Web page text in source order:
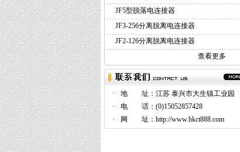
JF5型脱落电连接器
JF3-256分离脱离电连接器
JF2-126分离脱离电连接器
查看更多
· 地 址： 江苏 泰兴市大生镇工业园
·
电 话： (0)15052857428
·
网 址： http://www.hkct888.com